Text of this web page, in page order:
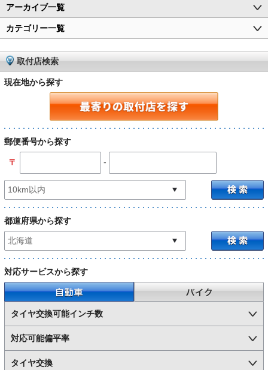
アーカイブ一覧
カテゴリー一覧
取付店検索
現在地から探す
郵便番号から探す
〒 -
都道府県から探す
対応サービスから探す
自動車
タイヤ交換可能インチ数
対応可能偏平率
タイヤ交換